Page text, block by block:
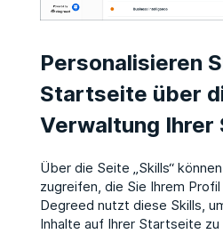
Personalisieren
Startseite über
Verwaltung Ihrer
Über die Seite „Skills“
zugreifen, die Sie Ihrem
Degreed nutzt diese Skills,
Inhalte auf Ihrer Startseite